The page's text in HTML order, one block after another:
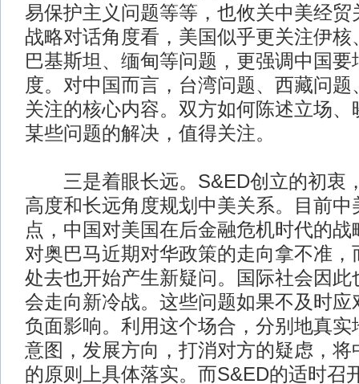
易保护主义问题等等，也攸关中美经贸
战略对话角度看，美国似乎更关注伊核
巴基斯坦、缅甸等问题，更强调中国要
度。对中国而言，台湾问题、西藏问
关注的核心内容。双方如何陈述立场
某些问题的解决，值得关注。
三是着眼长远。S&ED创立的初衷
高度和长远角度规划中美关系。目前中
点，中国对美国在后金融危机时代的
对奥巴马近期对华政策的走向拿不准，
处去也开始产生新疑问。国际社会因此
会走向新冷战。这些问题如果不及时应
负面影响。利用这个场合，分别地真实
意图，发展方向，打消对方的疑虑，将
的原则上具体落实。而S&ED的适时召